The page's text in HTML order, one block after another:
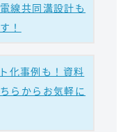
線共同溝設計も
！
化事例も！資料
らからお気軽に